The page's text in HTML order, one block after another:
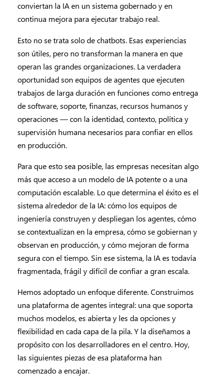
conviertan la IA en un sistema gobernado y en
continua mejora para ejecutar trabajo real.
Esto no se trata solo de chatbots. Esas experiencias
son útiles, pero no transforman la manera en que
operan las grandes organizaciones. La verdadera
oportunidad son equipos de agentes que ejecuten
trabajos de larga duración en funciones como entrega
de software, soporte, finanzas, recursos humanos y
operaciones — con la identidad, contexto, política y
supervisión humana necesarios para confiar en ellos
en producción.
Para que esto sea posible, las empresas necesitan algo
más que acceso a un modelo de IA potente o a una
computación escalable. Lo que determina el éxito es el
sistema alrededor de la IA: cómo los equipos de
ingeniería construyen y despliegan los agentes, cómo
se contextualizan en la empresa, cómo se gobiernan y
observan en producción, y cómo mejoran de forma
segura con el tiempo. Sin ese sistema, la IA es todavía
fragmentada, frágil y difícil de confiar a gran escala.
Hemos adoptado un enfoque diferente. Construimos
una plataforma de agentes integral: una que soporta
muchos modelos, es abierta y les da opciones y
flexibilidad en cada capa de la pila. Y la diseñamos a
propósito con los desarrolladores en el centro. Hoy,
las siguientes piezas de esa plataforma han
comenzado a encajar.